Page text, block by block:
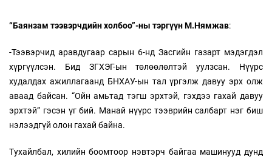
“Баянзам тээвэрчдийн холбоо”-ны тэргүүн М.Нямжав:
-Тээвэрчид аравдугаар сарын 6-нд Засгийн газарт мэдэгдэл
хүргүүлсэн. Бид ЗГХЭГ-ын төлөөлөлтэй уулзсан. Нүүрс
худалдах ажиллагаанд БНХАУ-ын тал үргэлж давуу эрх олж
аваад байсан. “Ойн амьтад тэгш эрхтэй, гэхдээ гахай давуу
эрхтэй” гэсэн үг бий. Манай нүүрс тээврийн салбарт нэг биш
нэлээдгүй олон гахай байна.
Тухайлбал, хилийн боомтоор нэвтэрч байгаа машинууд дунд